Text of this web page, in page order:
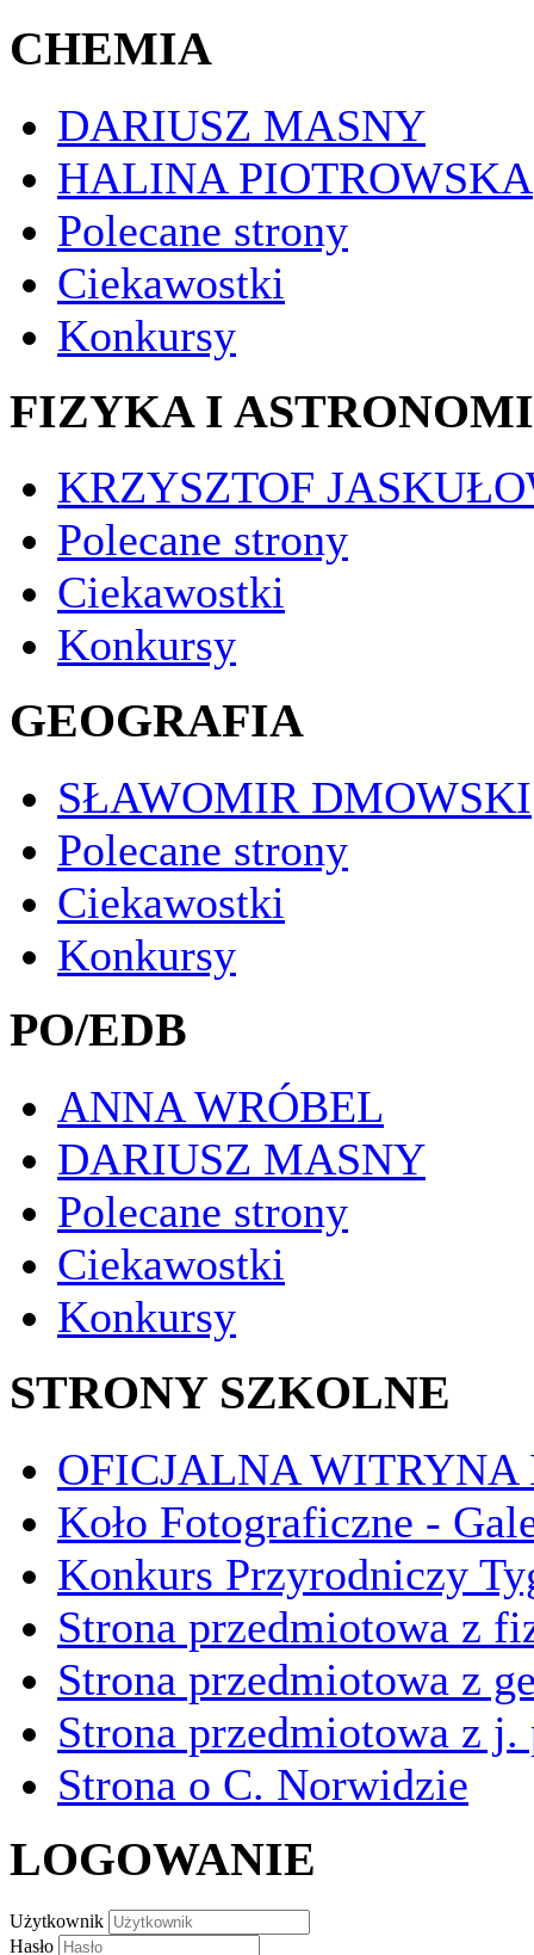
CHEMIA
DARIUSZ MASNY
HALINA PIOTROWSKA
Polecane strony
Ciekawostki
Konkursy
FIZYKA I
KRZYSZTOF
Polecane strony
Ciekawostki
Konkursy
GEOGRAFIA
SŁAWOMIR DMOWSKI
Polecane strony
Ciekawostki
Konkursy
PO/EDB
ANNA WRÓBEL
DARIUSZ MASNY
Polecane strony
Ciekawostki
Konkursy
STRONY SZKOLNE
OFICJALNA
Koło Fotograficzne -
Konkurs Przyrodniczy
Strona przedmiotowa z
Strona przedmiotowa z
Strona przedmiotowa z j.
Strona o C. Norwidzie
LOGOWANIE
Użytkownik
Hasło